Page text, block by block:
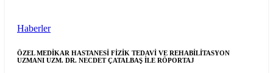
Haberler
ÖZEL MEDİKAR HASTANESİ FİZİK TEDAVİ VE REHABİLİTASYON
UZMANI UZM. DR. NECDET ÇATALBAŞ İLE RÖPORTAJ